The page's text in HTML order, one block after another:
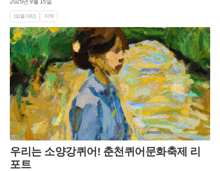
2025년 9월 15일
[읽을거리] 지역
우리는 소양강퀴어! 춘천퀴어문화축제 리
포트